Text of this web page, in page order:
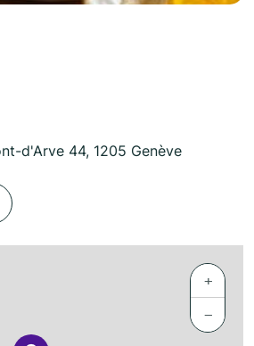
d'Arve 44, 1205 Genève
+
−